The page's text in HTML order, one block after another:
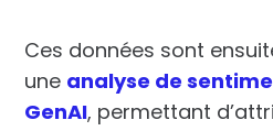
Ces données sont
une analyse de
GenAI, permettant